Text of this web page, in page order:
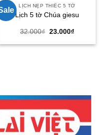
LỊCH NẸP THIẾC 5 TỜ
Lịch 5 tờ Chúa giesu
32.000₫ Giá
là:
23.000₫Giá
tại